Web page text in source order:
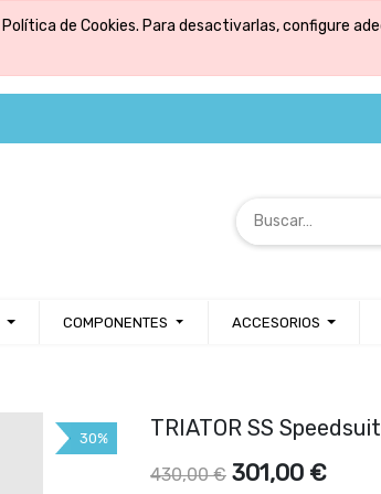
de Cookies. Para desactivarlas, configure
COMPONENTES ACCESORIOS
30% TRIATOR SS
430,00€ 301,00 €